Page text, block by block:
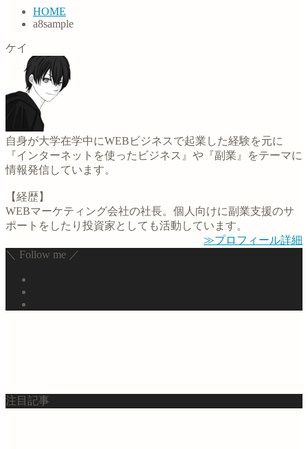
HOME
a8sample
ケイ
自身が大学在学中にWEBビジネスで起業した経験を元に
『インターネットを使ったビジネス』や『副業』をテーマに
情報発信しています。
【経歴】
WEBマーケティング会社の社長。個人向けに副業支援のサ
ポートをしたり投資家としても活動しています。
≫プロフィール詳細
＼ Follow me ／
注目記事